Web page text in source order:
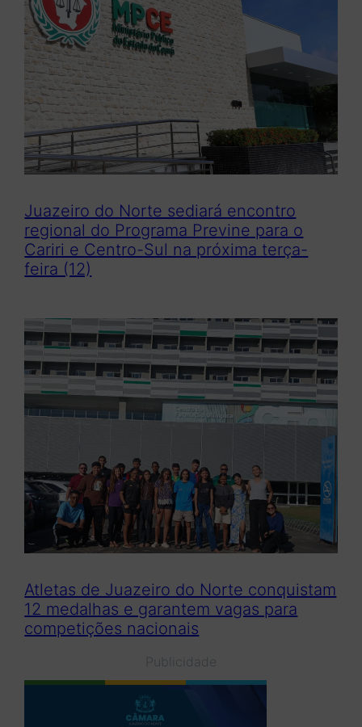
Juazeiro do Norte sediará encontro
regional do Programa Previne para o
Cariri e Centro-Sul na próxima terça-
feira (12)
Atletas de Juazeiro do Norte conquistam
12 medalhas e garantem vagas para
competições nacionais
Publicidade